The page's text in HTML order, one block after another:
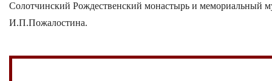
Солотчинский Рождественский монастырь и мемориальный
И.П.Пожалостина.